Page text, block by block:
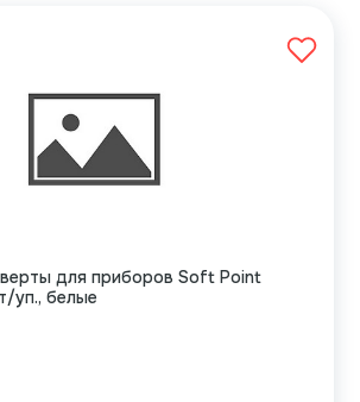
для приборов Soft Point
уп., белые